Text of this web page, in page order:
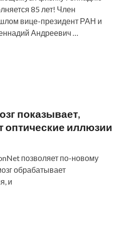
85 лет! Член
вице-президент РАН и
Андреевич …
показывает,
оптические иллюзии
позволяет по-новому
обрабатывает
и